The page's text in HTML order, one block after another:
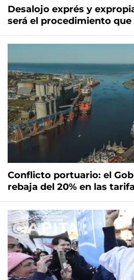
Desalojo exprés y
será el procedimiento que
Conflicto portuario: el
rebaja del 20% en las